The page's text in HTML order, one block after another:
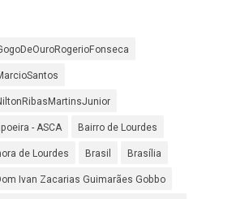
- ASCA Bairro de Lourdes
de Lourdes Brasil Brasília
Ivan Zacarias Guimarães Gobbo